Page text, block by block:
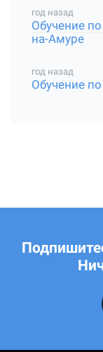
год назад
Обучение
на-Амуре
год назад
Обучение